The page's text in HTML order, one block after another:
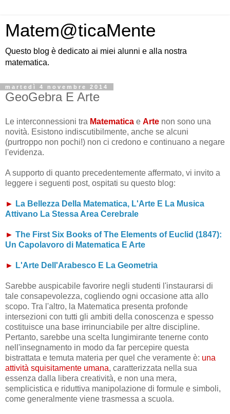
Matem@ticaMente
Questo blog è dedicato ai miei alunni e alla nostra
matematica.
martedì 4 novembre 2014
GeoGebra E Arte
Le interconnessioni tra Matematica e Arte non sono una
novità. Esistono indiscutibilmente, anche se alcuni
(purtroppo non pochi!) non ci credono e continuano a negare
l'evidenza.
A supporto di quanto precedentemente affermato, vi invito a
leggere i seguenti post, ospitati su questo blog:
► La Bellezza Della Matematica, L'Arte E La Musica
Attivano La Stessa Area Cerebrale
► The First Six Books of The Elements of Euclid (1847):
Un Capolavoro di Matematica E Arte
► L'Arte Dell'Arabesco E La Geometria
Sarebbe auspicabile favorire negli studenti l'instaurarsi di
tale consapevolezza, cogliendo ogni occasione atta allo
scopo. Tra l'altro, la Matematica presenta profonde
intersezioni con tutti gli ambiti della conoscenza e spesso
costituisce una base irrinunciabile per altre discipline.
Pertanto, sarebbe una scelta lungimirante tenerne conto
nell'insegnamento in modo da far percepire questa
bistrattata e temuta materia per quel che veramente è: una
attività squisitamente umana, caratterizzata nella sua
essenza dalla libera creatività, e non una mera,
semplicistica e riduttiva manipolazione di formule e simboli,
come generalmente viene trasmessa a scuola.